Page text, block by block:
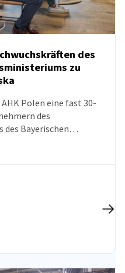
des
zu
Polen eine fast 30-
des
Bayerischen
sowie den aktuellen